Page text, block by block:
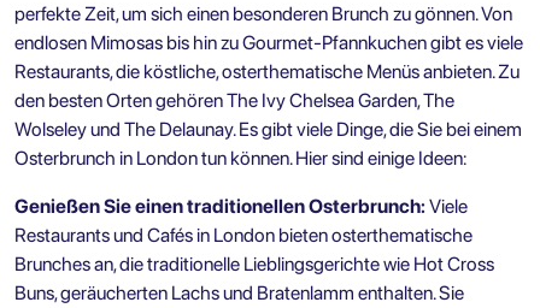
perfekte Zeit, um sich einen besonderen Brunch zu gönnen. Von
endlosen Mimosas bis hin zu Gourmet-Pfannkuchen gibt es viele
Restaurants, die köstliche, osterthematische Menüs anbieten. Zu
den besten Orten gehören The Ivy Chelsea Garden, The
Wolseley und The Delaunay. Es gibt viele Dinge, die Sie bei einem
Osterbrunch in Londontun können. Hier sind einige Ideen:
Genießen Sie einen traditionellen Osterbrunch: Viele
Restaurants und Cafés in London bieten osterthematische
Brunches an, die traditionelle Lieblingsgerichte wie Hot Cross
Buns, geräucherten Lachs und Bratenlamm enthalten. Sie